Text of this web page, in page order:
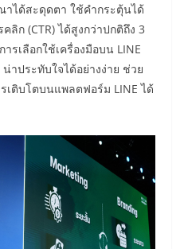
ได้สะดุดตา ใช้คำกระตุ้นได้
ลิก (CTR) ได้สูงกว่าปกติถึง 3
รเลือกใช้เครื่องมือบน LINE
าประทับใจได้อย่างง่าย ช่วย
เติบโตบนแพลตฟอร์ม LINE ได้